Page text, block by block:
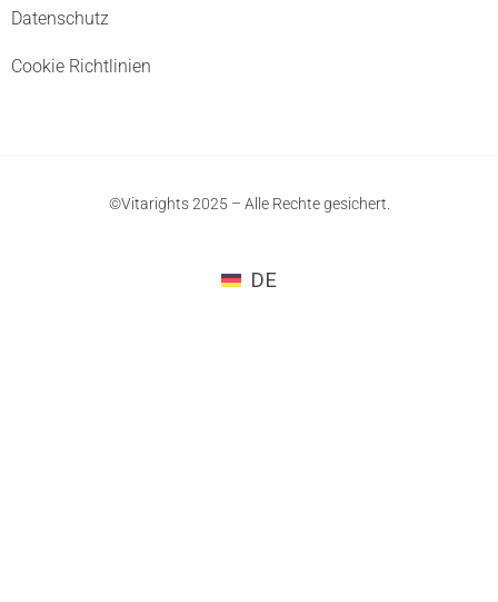
Datenschutz
Cookie Richtlinien
©Vitarights 2025 – Alle Rechte gesichert.
DE